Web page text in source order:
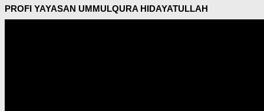
PROFI YAYASAN UMMULQURA HIDAYATULLAH